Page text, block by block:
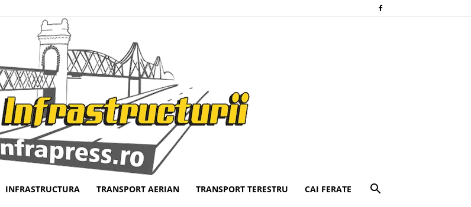
INFRASTRUCTURA TRANSPORT AERIAN TRANSPORT TERESTRU CAI FERATE